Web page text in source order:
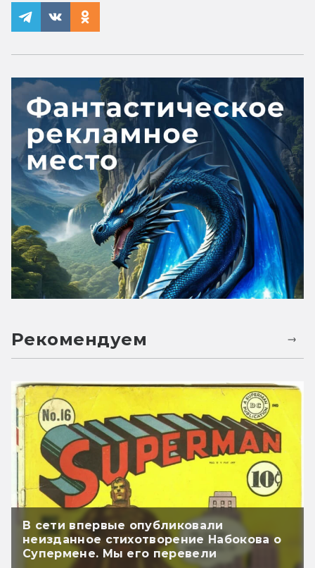
Рекомендуем
В сети впервые опубликовали
неизданное стихотворение Набокова о
Супермене. Мы его перевели